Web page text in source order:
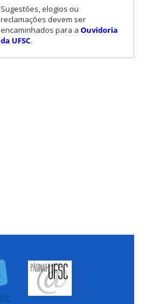
Sugestões, elogios ou
reclamações devem ser
encaminhados para a Ouvidoria
da UFSC.